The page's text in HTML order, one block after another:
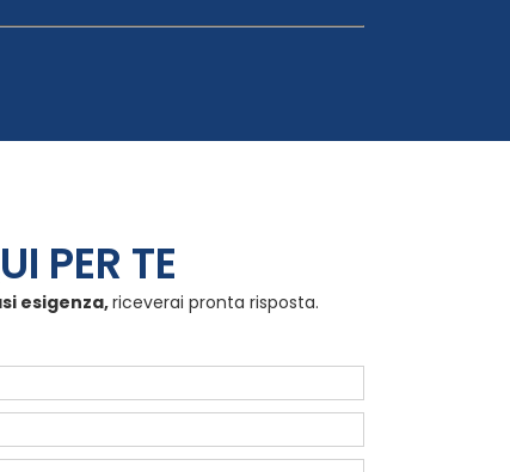
PER TE
esigenza,riceverai pronta risposta.